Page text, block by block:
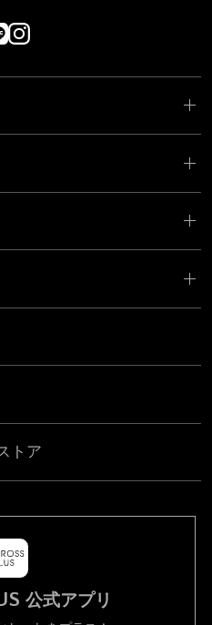
トア
公式アプリ